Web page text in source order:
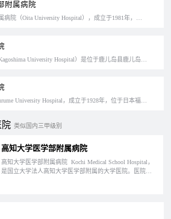
附属病院
久留米大学医院 Kurume University Hospital，成立于1928年，位于日本福冈县久留米市。久留米大学医学部附属病院在1980年改名为久留米大学病院，是日本九州地区的特定功能医院。经过90多年的发展，久留米大学医院至今已经拥有36个诊疗科室、1094个床位。是一家集教学、治疗、科研为一体的大型综合医院。
院 类似国内三甲级别
高知大学医学部附属病院
高知大学医学部附属病院 Kochi Medical School Hospital，
是国立大学法人高知大学医学部附属的大学医院。医院位